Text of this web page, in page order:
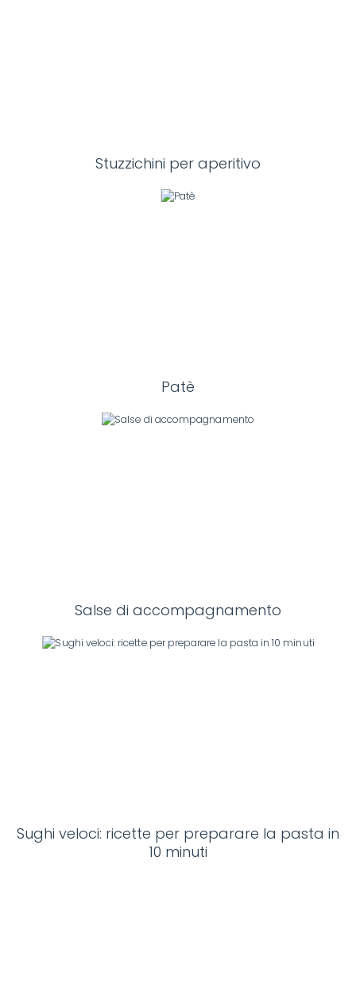
Stuzzichini per aperitivo
Patè
Salse di accompagnamento
Sughi veloci: ricette per preparare la pasta in
10 minuti